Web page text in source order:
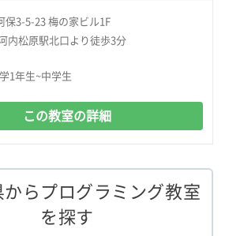
保3-5-23 梅の家ビル1F
内松原駅北口より徒歩3分
1年生~中学生
この教室の詳細
からプログラミング教室
を探す